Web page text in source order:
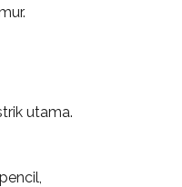
utama.